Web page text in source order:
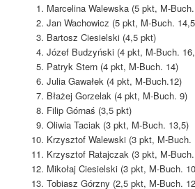
Marcelina Walewska (5 pkt, M-
Jan Wachowicz (5 pkt, M-Buch.
Bartosz Ciesielski (4,5 pkt)
Józef Budzyński (4 pkt, M-Buch.
Patryk Stern (4 pkt, M-Buch. 14)
Julia Gawałek (4 pkt, M-Buch.12)
Błażej Gorzelak (4 pkt, M-Buch. 9)
Filip Górnaś (3,5 pkt)
Oliwia Taciak (3 pkt, M-Buch. 13,5)
Krzysztof Walewski (3 pkt, M-Buch.
Krzysztof Ratajczak (3 pkt, M-
Mikołaj Ciesielski (3 pkt, M-Buch.
Tobiasz Górzny (2,5 pkt, M-Buch.